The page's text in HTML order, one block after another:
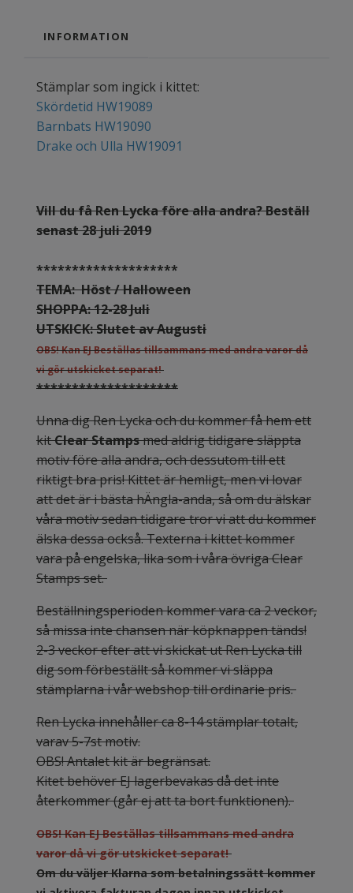
INFORMATION
Stämplar som ingick i kittet:
Skördetid HW19089
Barnbats HW19090
Drake och Ulla HW19091
Vill du få Ren Lycka före alla andra? Beställ
senast 28 juli 2019
********************
TEMA: Höst / Halloween
SHOPPA: 12-28 Juli
UTSKICK: Slutet av Augusti
OBS! Kan EJ Beställas tillsammans med andra varor då
vi gör utskicket separat!
********************
Unna dig Ren Lycka och du kommer få hem ett
kitClear Stampsmed aldrig tidigare släppta
motiv före alla andra, och dessutom till ett
riktigt bra pris! Kittet är hemligt, men vi lovar
att det är i bästa hÄngla-anda, så om du älskar
våra motiv sedan tidigare tror vi att du kommer
älska dessa också. Texterna i kittet kommer
vara på engelska, lika som i våra övriga Clear
Stamps set.
Beställningsperioden kommer vara ca 2 veckor,
så missa inte chansen när köpknappen tänds!
2-3 veckor efter att vi skickat ut Ren Lycka till
dig som förbeställt så kommer vi släppa
stämplarna i vår webshop till ordinarie pris.
Ren Lycka innehåller ca 8-14 stämplar totalt,
varav 5-7st motiv.
OBS! Antalet kit är begränsat.
Kitet behöver EJ lagerbevakas då det inte
återkommer (går ej att ta bort funktionen).
OBS! Kan EJ Beställas tillsammans med andra
varor då vi gör utskicket separat!
Om du väljer Klarna som betalningssätt kommer